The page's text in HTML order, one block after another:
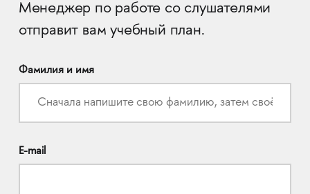
Менеджер по работе со слушателями
отправит вам учебный план.
Фамилия и имя
E-mail